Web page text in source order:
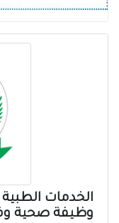
وظيفة صحية